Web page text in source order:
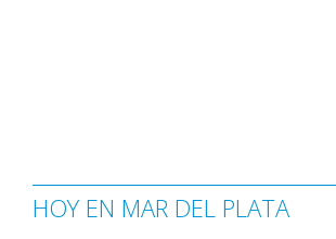
HOY EN MAR DEL PLATA